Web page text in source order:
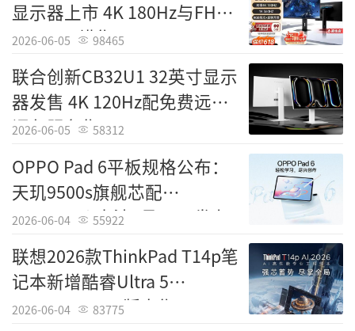
显示器上市 4K 180Hz与FHD
360Hz双模售2199元
2026-06-05 98465
联合创新CB32U1 32英寸显示
器发售 4K 120Hz配免费远程
调色服务售2499元
2026-06-05 58312
OPPO Pad 6平板规格公布：
天玑9500s旗舰芯配
10420mAh电池5月25日发布
2026-06-04 55922
联想2026款ThinkPad T14p笔
记本新增酷睿Ultra 5
338H+32G+1T版本售10999
2026-06-04 83775